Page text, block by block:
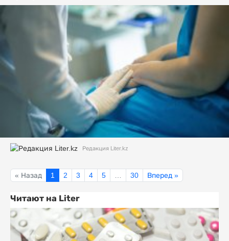
Редакция Liter.kz
« Назад 1 2 3 4 5 30 Вперед »
Читают на Liter